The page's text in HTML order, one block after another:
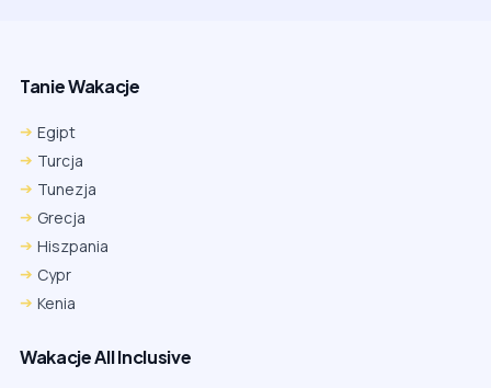
Tanie Wakacje
Egipt
Turcja
Tunezja
Grecja
Hiszpania
Cypr
Kenia
Wakacje All Inclusive